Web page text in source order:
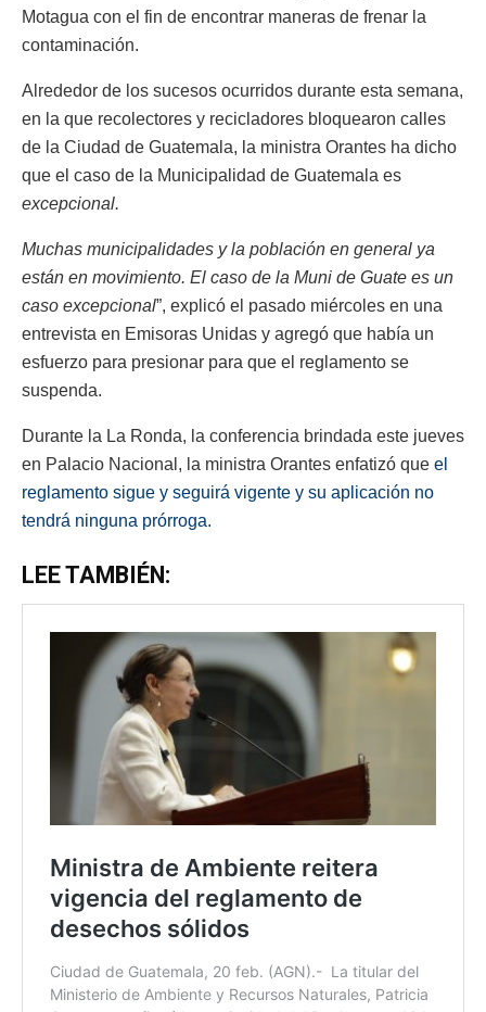
Motagua con el fin de encontrar maneras de frenar la
contaminación.
Alrededor de los sucesos ocurridos durante esta semana,
en la que recolectores y recicladores bloquearon calles
de la Ciudad de Guatemala, la ministra Orantes ha dicho
que el caso de la Municipalidad de Guatemala es
excepcional.
Muchas municipalidades y la población en general ya
están en movimiento. El caso de la Muni de Guate es un
caso excepcional”, explicó el pasado miércoles en una
entrevista en Emisoras Unidas y agregó que había un
esfuerzo para presionar para que el reglamento se
suspenda.
Durante la La Ronda, la conferencia brindada este jueves
en Palacio Nacional, la ministra Orantes enfatizó que el
reglamento sigue y seguirá vigente y su aplicación no
tendrá ninguna prórroga.
LEE TAMBIÉN: